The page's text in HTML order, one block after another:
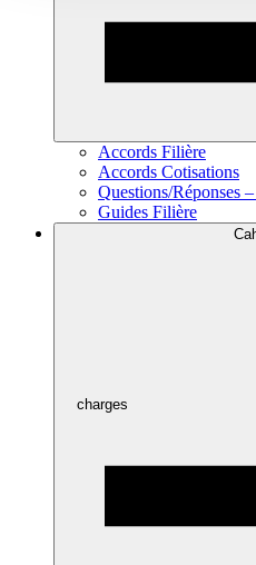
Accords Filière
Accords Cotisations
Questions/Réponses
Guides Filière
charges